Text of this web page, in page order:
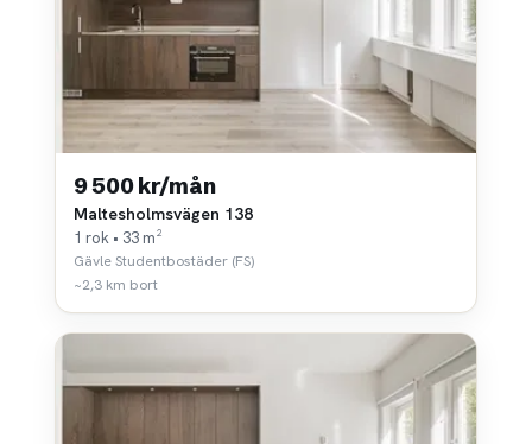
9 500 kr/mån
Maltesholmsvägen 138
1 rok • 33 m²
Gävle Studentbostäder (FS)
~2,3 km bort